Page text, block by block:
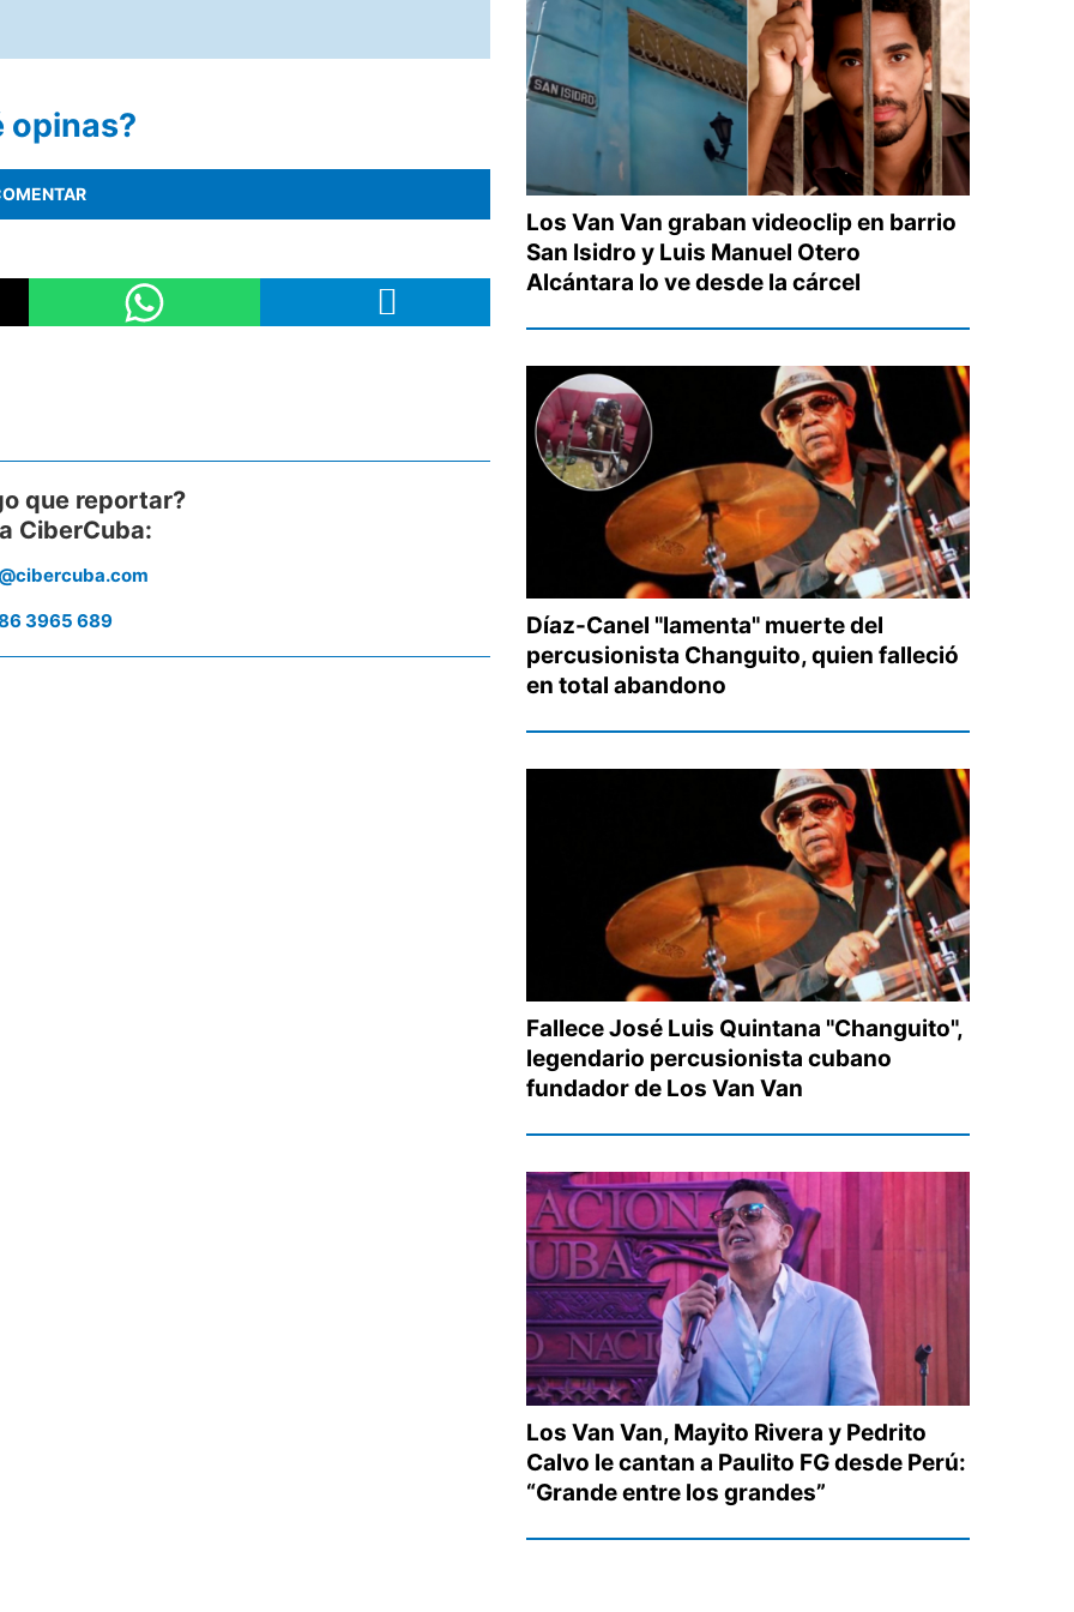
opinas?
que reportar?
CiberCuba:
3965 689
Los Van Van graban videoclip en barrio
San Isidro y Luis Manuel Otero
Alcántara lo ve desde la cárcel
Díaz-Canel "lamenta" muerte del
percusionista Changuito, quien falleció
en total abandono
Fallece José Luis Quintana "Changuito",
legendario percusionista cubano
fundador de Los Van Van
Los Van Van, Mayito Rivera y Pedrito
Calvo le cantan a Paulito FG desde Perú:
“Grande entre los grandes”